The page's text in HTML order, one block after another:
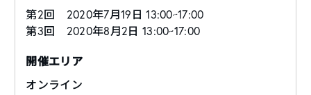
第2回 2020年7月19日 13:00~17:00
第3回 2020年8月2日 13:00~17:00
開催エリア
オンライン